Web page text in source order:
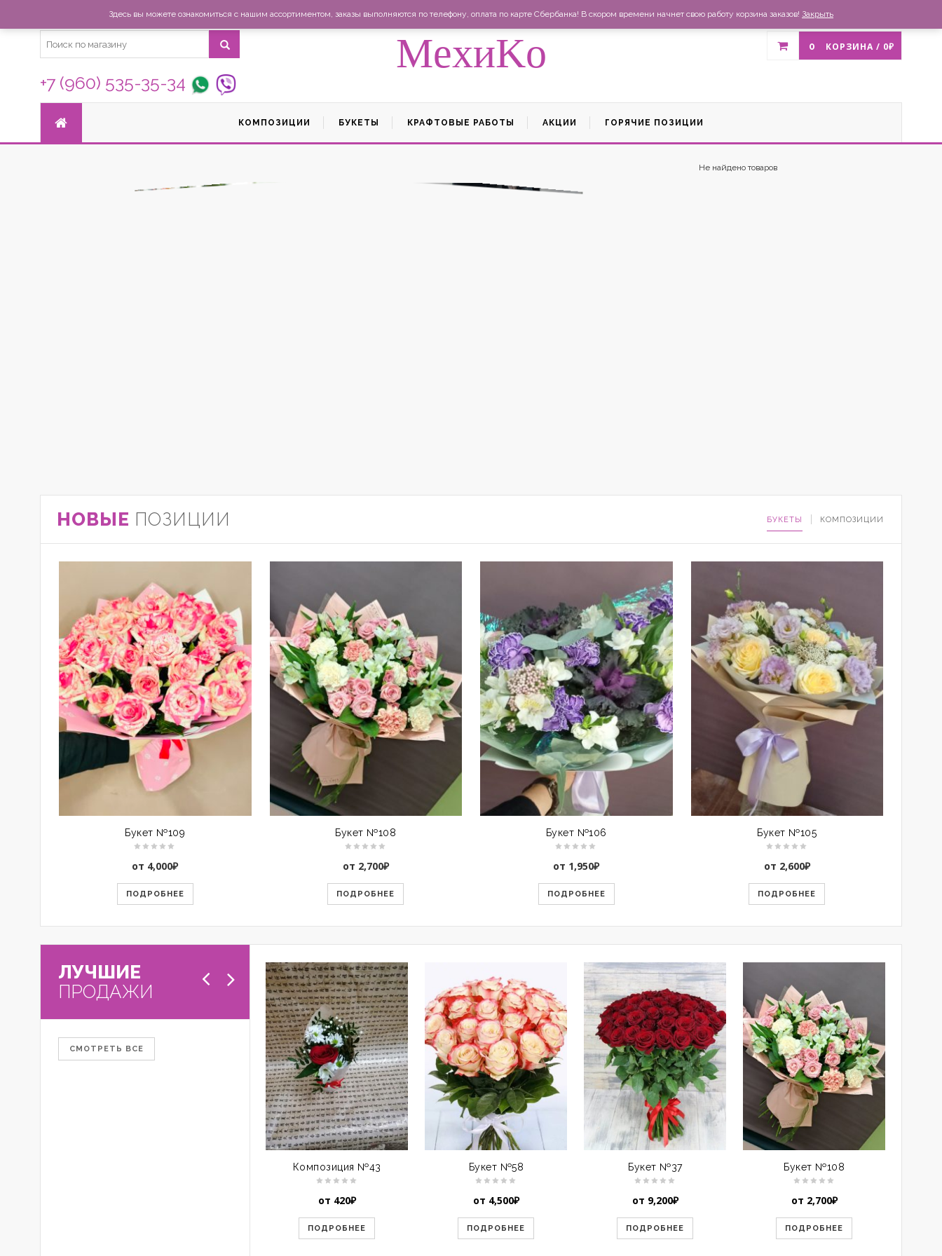
Магазин Доставка и оплата Список желаний
+7 (960) 535-35-34
MexиKo 0 КОРЗИНА / 0₽
КОМПОЗИЦИИ БУКЕТЫ КРАФТОВЫЕ РАБОТЫ АКЦИИ ГОРЯЧИЕ ПОЗИЦИИ
Не найдено товаров
НОВЫЕ ПОЗИЦИИ БУКЕТЫ КОМПОЗИЦИИ
Букет №109
от 4,000₽
ПОДРОБНЕЕ
Букет №108
от 2,700₽
ПОДРОБНЕЕ
Букет №106
от 1,950₽
ПОДРОБНЕЕ
Букет №105
от 2,600₽
ПОДРОБНЕЕ
ЛУЧШИЕ
ПРОДАЖИ
СМОТРЕТЬ ВСЕ
Композиция №43
от 420₽
ПОДРОБНЕЕ
Букет №58
от 4,500₽
ПОДРОБНЕЕ
Букет №37
от 9,200₽
ПОДРОБНЕЕ
Букет №108
от 2,700₽
ПОДРОБНЕЕ
Здесь вы можете ознакомиться с нашим ассортиментом, заказы выполняются по телефону, оплата по карте Сбербанка! В скором времени начнет свою работу корзина заказов! Закрыть